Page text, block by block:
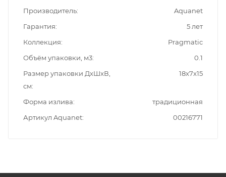
Производитель
Aquanet
Гарантия
5 лет
Коллекция
Pragmatic
Объём упаковки, м3
0.1
Размер упаковки ДxШxВ,
см
18x7x15
Форма излива
традиционная
Артикул Aquanet
00216771